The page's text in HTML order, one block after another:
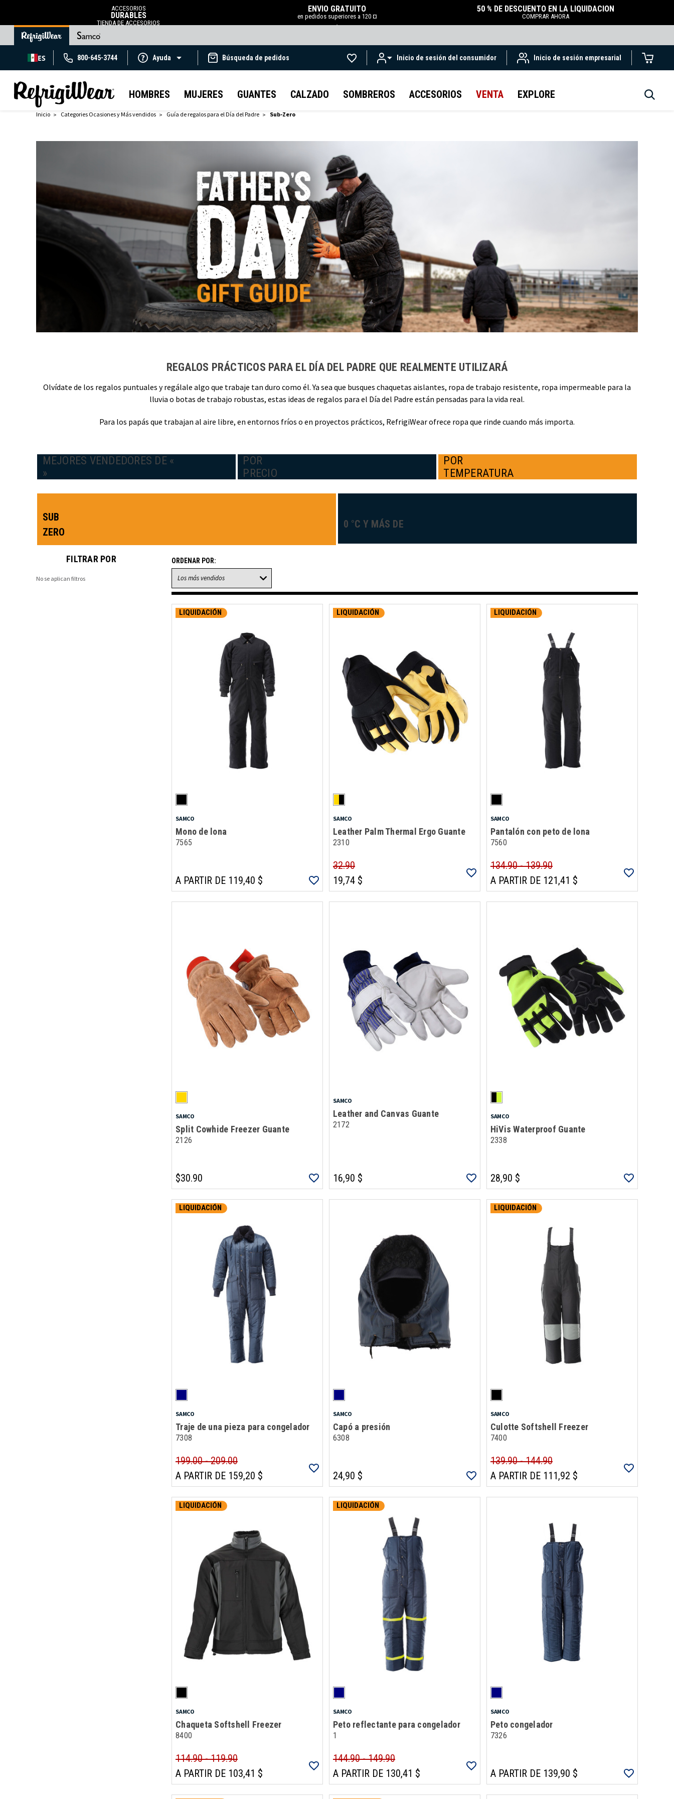
ACCESORIOS
DURABLES
TIENDA DE ACCESORIOS
ENVÍO GRATUITO
en pedidos superiores a 120 ¤
.
50 % DE DESCUENTO EN LA LIQUIDACIÓN
COMPRAR AHORA
ES 800-645-3744 Ayuda Búsqueda de pedidos Inicio de sesión del consumidor Inicio de sesión empresarial
HOMBRES MUJERES GUANTES CALZADO SOMBREROS ACCESORIOS VENTA EXPLORE
Inicio Categories Ocasiones y Más vendidos Guía de regalos para el Día del Padre Sub-Zero
REGALOS PRÁCTICOS PARA EL DÍA DEL PADRE QUE REALMENTE UTILIZARÁ
Olvídate de los regalos puntuales y regálale algo que trabaje tan duro como él. Ya sea que busques chaquetas aislantes, ropa de trabajo resistente, ropa impermeable para la
lluvia o botas de trabajo robustas, estas ideas de regalos para el Día del Padre están pensadas para la vida real.
Para los papás que trabajan al aire libre, en entornos fríos o en proyectos prácticos, RefrigiWear ofrece ropa que rinde cuando más importa.
MEJORES VENDEDORES DE «
»
POR
PRECIO
POR
TEMPERATURA
SUB
ZERO
0 °C Y MÁS DE
FILTRAR POR
No se aplican filtros
ORDENAR POR:
LIQUIDACIÓN
SAMCO
Mono de lona
7565
A PARTIR DE 119,40 $
LIQUIDACIÓN
SAMCO
Leather Palm Thermal Ergo Guante
2310
32.90
19,74 $
LIQUIDACIÓN
SAMCO
Pantalón con peto de lona
7560
134.90 - 139.90
A PARTIR DE 121,41 $
SAMCO
Split Cowhide Freezer Guante
2126
$30.90
SAMCO
Leather and Canvas Guante
2172
16,90 $
SAMCO
HiVis Waterproof Guante
2338
28,90 $
LIQUIDACIÓN
SAMCO
Traje de una pieza para congelador
7308
199.00 - 209.00
A PARTIR DE 159,20 $
SAMCO
Capó a presión
6308
24,90 $
LIQUIDACIÓN
SAMCO
Culotte Softshell Freezer
7400
139.90 - 144.90
A PARTIR DE 111,92 $
LIQUIDACIÓN
SAMCO
Chaqueta Softshell Freezer
8400
114.90 - 119.90
A PARTIR DE 103,41 $
LIQUIDACIÓN
SAMCO
Peto reflectante para congelador
1
144.90 - 149.90
A PARTIR DE 130,41 $
SAMCO
Peto congelador
7326
A PARTIR DE 139,90 $